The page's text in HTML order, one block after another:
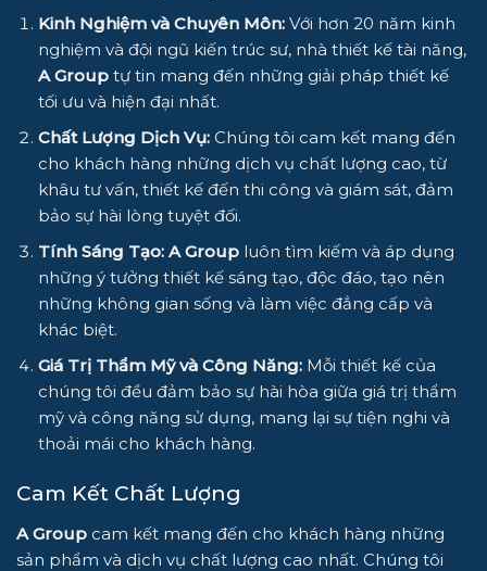
Kinh Nghiệm và Chuyên Môn:Với hơn 20 năm kinh
nghiệm và đội ngũ kiến trúc sư, nhà thiết kế tài năng,
A Grouptự tin mang đến những giải pháp thiết kế
tối ưu và hiện đại nhất.
Chất Lượng Dịch Vụ:Chúng tôi cam kết mang đến
cho khách hàng những dịch vụ chất lượng cao, từ
khâu tư vấn, thiết kế đến thi công và giám sát, đảm
bảo sự hài lòng tuyệt đối.
Tính Sáng Tạo: A Groupluôn tìm kiếm và áp dụng
những ý tưởng thiết kế sáng tạo, độc đáo, tạo nên
những không gian sống và làm việc đẳng cấp và
khác biệt.
Giá Trị Thẩm Mỹ và Công Năng:Mỗi thiết kế của
chúng tôi đều đảm bảo sự hài hòa giữa giá trị thẩm
mỹ và công năng sử dụng, mang lại sự tiện nghi và
thoải mái cho khách hàng.
Cam Kết Chất Lượng
A Group cam kết mang đến cho khách hàng những
sản phẩm và dịch vụ chất lượng cao nhất. Chúng tôi